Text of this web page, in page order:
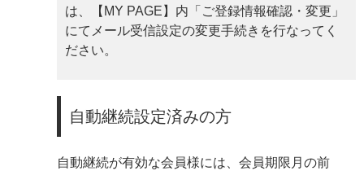
は、【MY PAGE】内「ご登録情報確認・変更」
にてメール受信設定の変更手続きを行なってく
ださい。
自動継続設定済みの方
自動継続が有効な会員様には、会員期限月の前